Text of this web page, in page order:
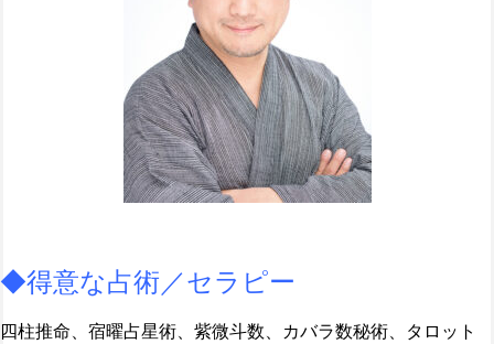
◆得意な占術／セラピー
四柱推命、宿曜占星術、紫微斗数、カバラ数秘術、タロット